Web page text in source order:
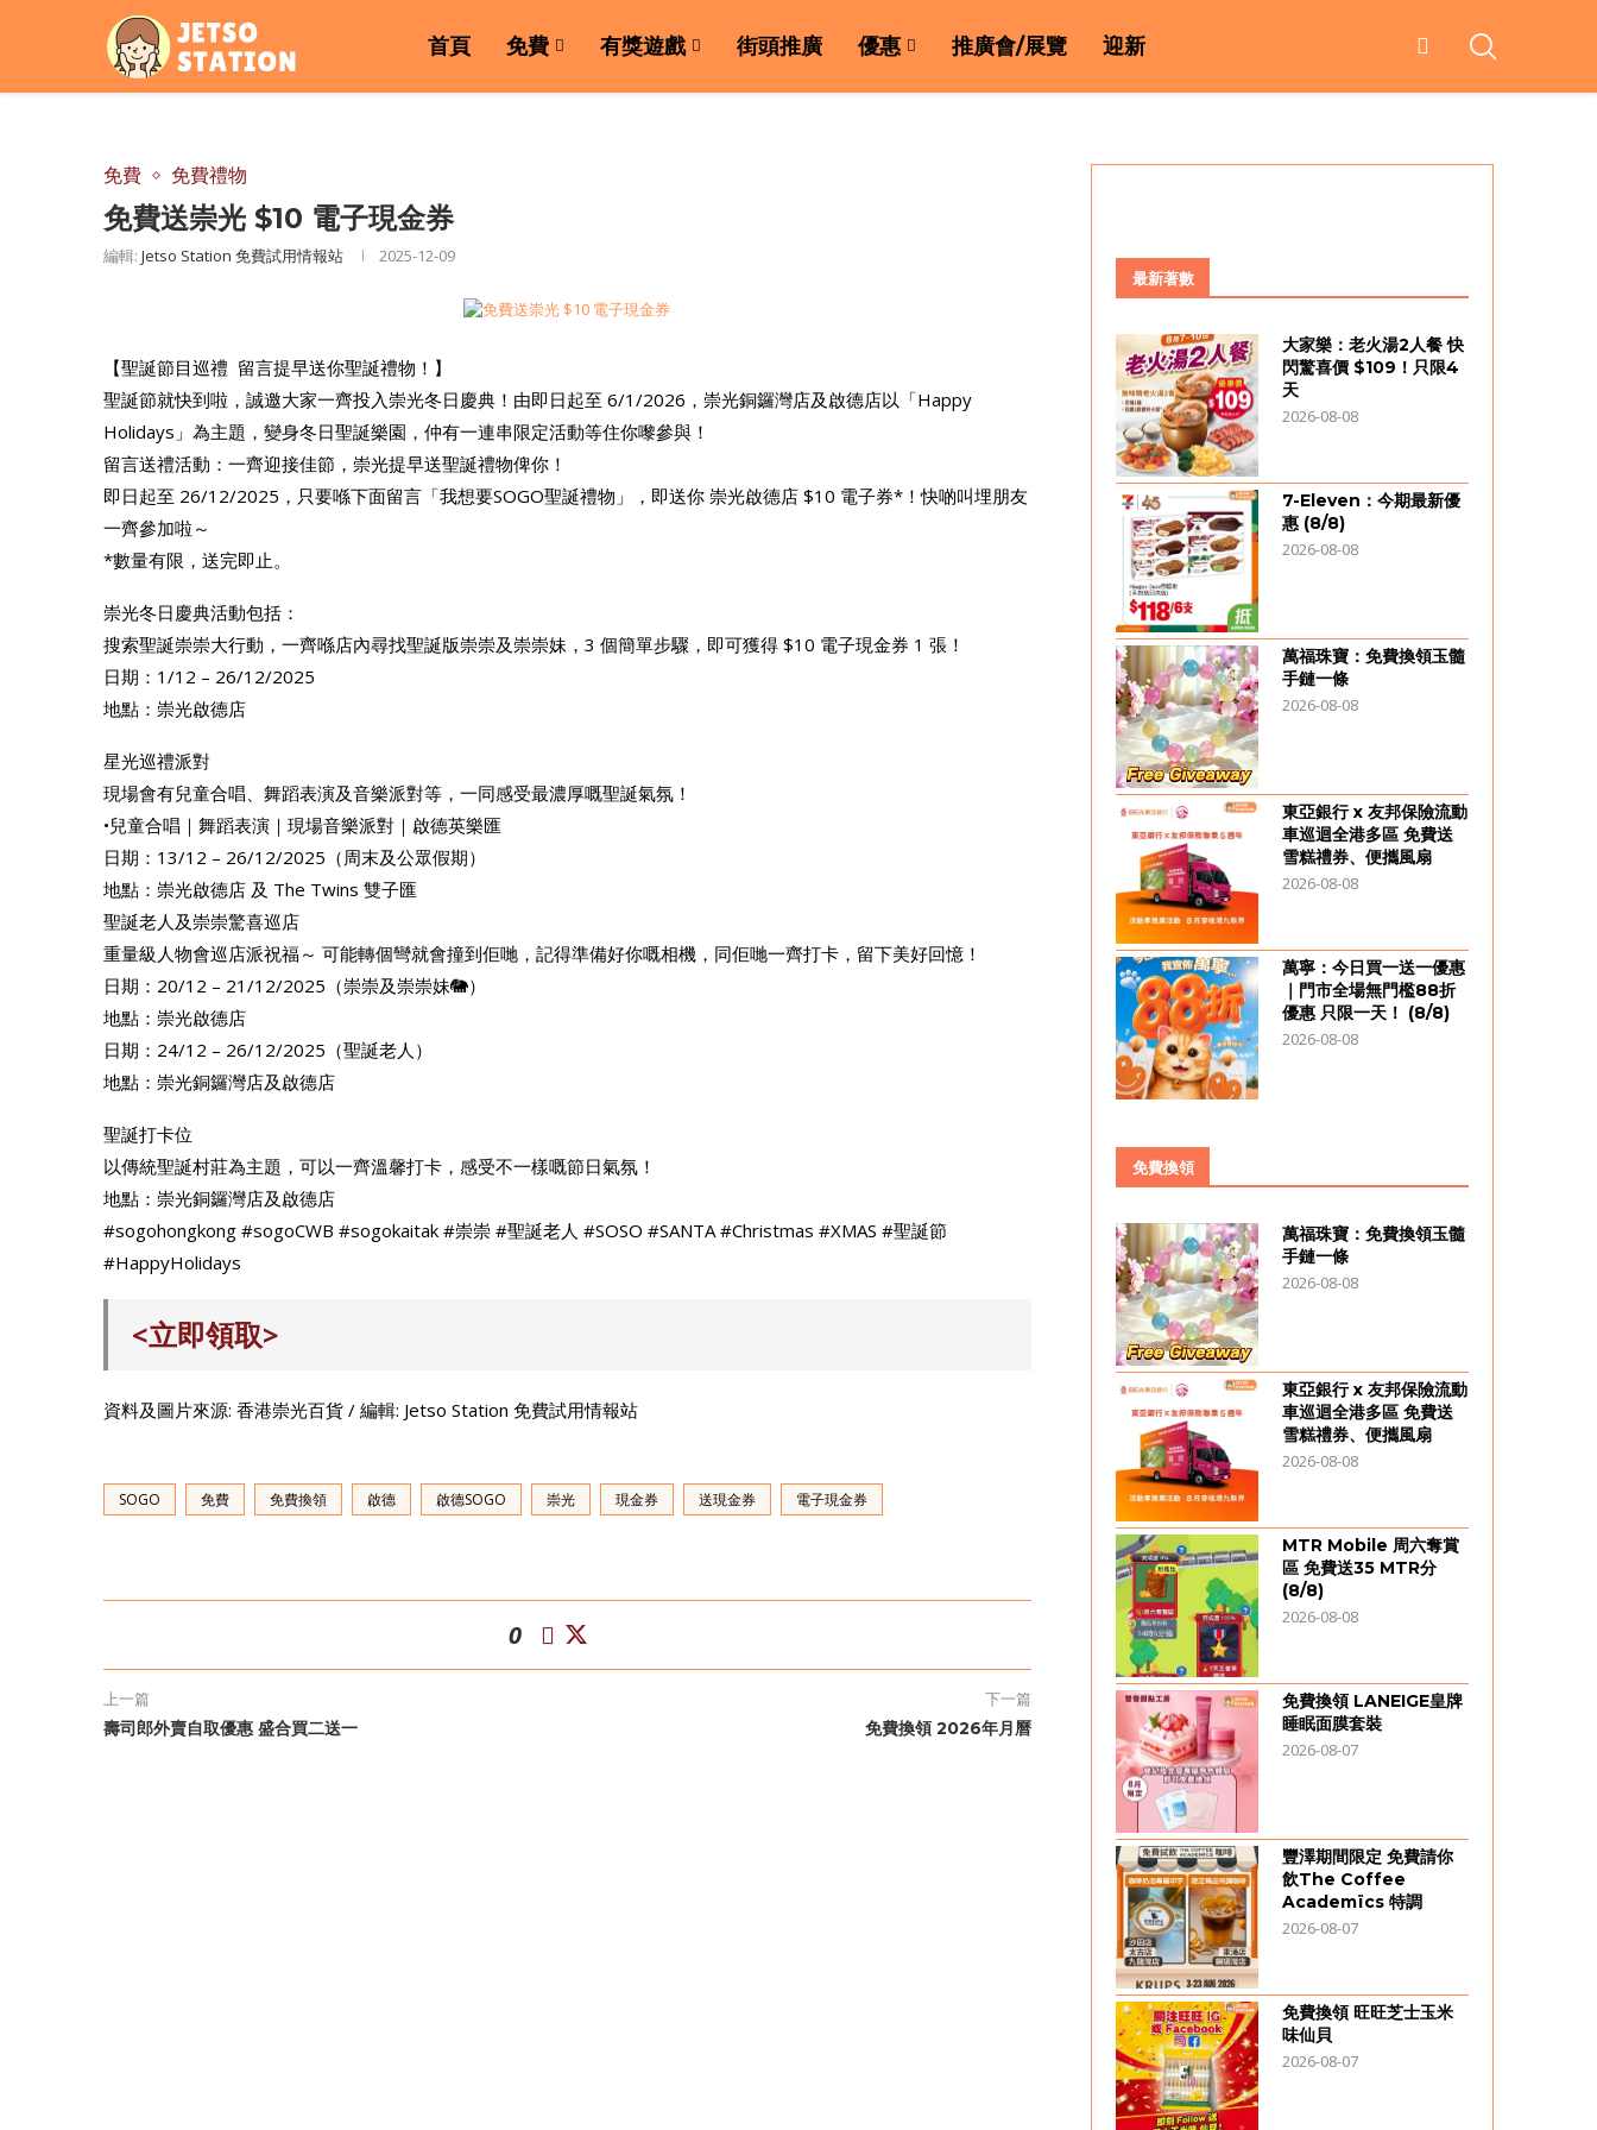
首頁 免費 有獎遊戲 街頭推廣 優惠 推廣會/展覽 迎新
免費 免費禮物
免費送崇光 $10 電子現金券
編輯: Jetso Station 免費試用情報站 2025-12-09
【聖誕節目巡禮 留言提早送你聖誕禮物！】
聖誕節就快到啦，誠邀大家一齊投入崇光冬日慶典！由即日起至 6/1/2026，崇光銅鑼灣店及啟德店以「Happy
Holidays」為主題，變身冬日聖誕樂園，仲有一連串限定活動等住你嚟參與！
留言送禮活動：一齊迎接佳節，崇光提早送聖誕禮物俾你！
即日起至 26/12/2025，只要喺下面留言「我想要SOGO聖誕禮物」，即送你 崇光啟德店 $10 電子券*！快啲叫埋朋友
一齊參加啦～
*數量有限，送完即止。
崇光冬日慶典活動包括：
搜索聖誕崇崇大行動，一齊喺店內尋找聖誕版崇崇及崇崇妹，3 個簡單步驟，即可獲得 $10 電子現金券 1 張！
日期：1/12 – 26/12/2025
地點：崇光啟德店
星光巡禮派對
現場會有兒童合唱、舞蹈表演及音樂派對等，一同感受最濃厚嘅聖誕氣氛！
•兒童合唱｜舞蹈表演｜現場音樂派對｜啟德英樂匯
日期：13/12 – 26/12/2025（周末及公眾假期）
地點：崇光啟德店 及 The Twins 雙子匯
聖誕老人及崇崇驚喜巡店
重量級人物會巡店派祝福～ 可能轉個彎就會撞到佢哋，記得準備好你嘅相機，同佢哋一齊打卡，留下美好回憶！
日期：20/12 – 21/12/2025（崇崇及崇崇妹🐘）
地點：崇光啟德店
日期：24/12 – 26/12/2025（聖誕老人）
地點：崇光銅鑼灣店及啟德店
聖誕打卡位
以傳統聖誕村莊為主題，可以一齊溫馨打卡，感受不一樣嘅節日氣氛！
地點：崇光銅鑼灣店及啟德店
#sogohongkong #sogoCWB #sogokaitak #崇崇 #聖誕老人 #SOSO #SANTA #Christmas #XMAS #聖誕節
#HappyHolidays
<立即領取>
資料及圖片來源: 香港崇光百貨 / 編輯: Jetso Station 免費試用情報站
SOGO 免費 免費換領 啟德 啟德SOGO 崇光 現金券 送現金券 電子現金券
0
上一篇
壽司郎外賣自取優惠 盛合買二送一
下一篇
免費換領 2026年月曆
最新著數
大家樂：老火湯2人餐 快
閃驚喜價 $109！只限4
天
2026-08-08
7-Eleven：今期最新優
惠 (8/8)
2026-08-08
萬福珠寶：免費換領玉髓
手鏈一條
2026-08-08
東亞銀行 x 友邦保險流動
車巡迴全港多區 免費送
雪糕禮券、便攜風扇
2026-08-08
萬寧：今日買一送一優惠
｜門市全場無門檻88折
優惠 只限一天！ (8/8)
2026-08-08
免費換領
萬福珠寶：免費換領玉髓
手鏈一條
2026-08-08
東亞銀行 x 友邦保險流動
車巡迴全港多區 免費送
雪糕禮券、便攜風扇
2026-08-08
MTR Mobile 周六奪賞
區 免費送35 MTR分
(8/8)
2026-08-08
免費換領 LANEIGE皇牌
睡眠面膜套裝
2026-08-07
豐澤期間限定 免費請你
飲The Coffee
Academïcs 特調
2026-08-07
免費換領 旺旺芝士玉米
味仙貝
2026-08-07